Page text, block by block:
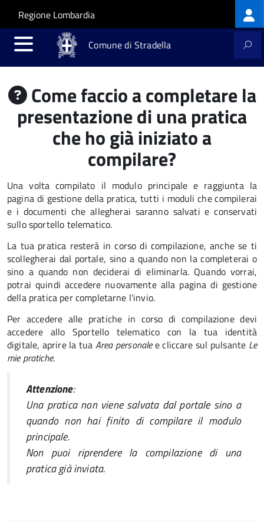
Salta al contenuto principale
Skip to site navigation
Regione Lombardia
Comune di Stradella
Come faccio a completare la
presentazione di una pratica
che ho già iniziato a
compilare?
Una volta compilato il modulo principale e raggiunta la
pagina di gestione della pratica, tutti i moduli che compilerai
e i documenti che allegherai saranno salvati e conservati
sullo sportello telematico.
La tua pratica resterà in corso di compilazione, anche se ti
scollegherai dal portale, sino a quando non la completerai o
sino a quando non deciderai di eliminarla. Quando vorrai,
potrai quindi accedere nuovamente alla pagina di gestione
della pratica per completarne l'invio.
Per accedere alle pratiche in corso di compilazione devi
accedere allo Sportello telematico con la tua identità
digitale, aprire la tua Area personalee cliccare sul pulsante Le
mie pratiche.
Attenzione:
Una pratica non viene salvata dal portale sino a
quando non hai finito di compilare il modulo
principale.
Non puoi riprendere la compilazione di una
pratica già inviata.